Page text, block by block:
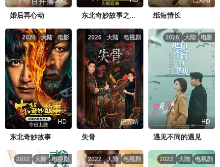
婚后再心动 东北奇妙故事之摇篮曲 纸短情长
电影
大陆
2026
HD
东北奇妙故事
电视剧
大陆
2026
已完结
失骨
电影
大陆
2026
HD
遇见不同的遇见
电视剧
大陆
2022 电视剧
大陆
2022 电视剧
大陆
2022